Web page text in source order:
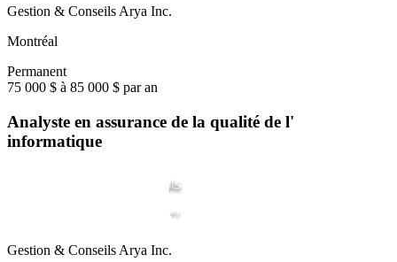
Gestion & Conseils Arya Inc.
Montréal
Permanent
75 000 $ à 85 000 $ par an
Analyste en assurance de la qualité de l'
informatique
Gestion & Conseils Arya Inc.